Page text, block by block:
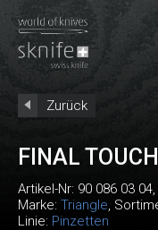
Zurück
FINAL
Artikel-Nr: 90 086 03 04,
Marke: Triangle,
Linie: Pinzetten